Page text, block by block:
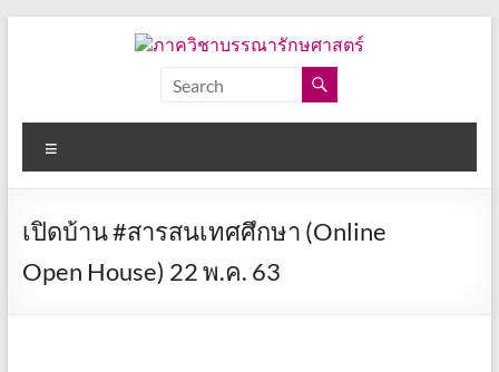
วิชา
บรรณารักษศาสตร์
อักษร
ศาสตร์
จุฬาลงกรณ์
เปิดบ้าน #สารสนเทศศึกษา (Online
Open House) 22 พ.ค. 63